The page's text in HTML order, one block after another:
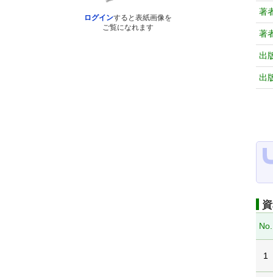
ログインすると表紙画像を
ご覧になれます
著
著
出
出
No.
1